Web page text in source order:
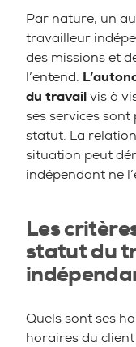
Par nature, un
travailleur
des missions et
l’entend.
du travailvis à
ses services
statut. La
situation peut
indépendant ne
Les
statut du
Quels sont ses
horaires du